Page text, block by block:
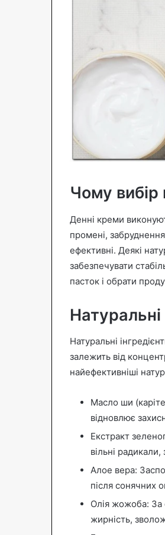
Чому вибір
Денні креми
промені,
ефективні. Деякі
забезпечувати
пасток і обрати
Натуральні
залежить від
найефективніші
Масло ши
відновлює
Екстракт
вільні
Алое вера:
після сонячних
Олія жожоба: За
жирність,